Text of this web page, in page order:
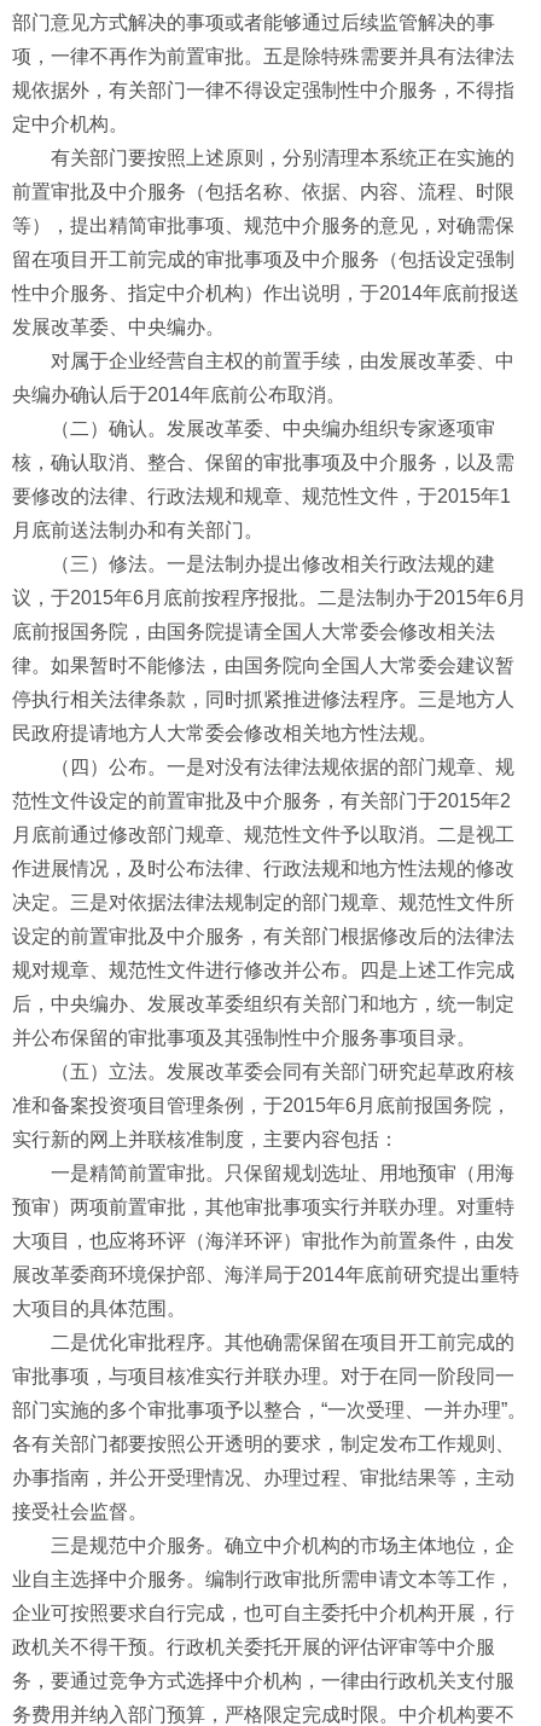
部门意见方式解决的事项或者能够通过后续监管解决的事
项，一律不再作为前置审批。五是除特殊需要并具有法律法
规依据外，有关部门一律不得设定强制性中介服务，不得指
定中介机构。
有关部门要按照上述原则，分别清理本系统正在实施的
前置审批及中介服务（包括名称、依据、内容、流程、时限
等），提出精简审批事项、规范中介服务的意见，对确需保
留在项目开工前完成的审批事项及中介服务（包括设定强制
性中介服务、指定中介机构）作出说明，于2014年底前报送
发展改革委、中央编办。
对属于企业经营自主权的前置手续，由发展改革委、中
央编办确认后于2014年底前公布取消。
（二）确认。发展改革委、中央编办组织专家逐项审
核，确认取消、整合、保留的审批事项及中介服务，以及需
要修改的法律、行政法规和规章、规范性文件，于2015年1
月底前送法制办和有关部门。
（三）修法。一是法制办提出修改相关行政法规的建
议，于2015年6月底前按程序报批。二是法制办于2015年6月
底前报国务院，由国务院提请全国人大常委会修改相关法
律。如果暂时不能修法，由国务院向全国人大常委会建议暂
停执行相关法律条款，同时抓紧推进修法程序。三是地方人
民政府提请地方人大常委会修改相关地方性法规。
（四）公布。一是对没有法律法规依据的部门规章、规
范性文件设定的前置审批及中介服务，有关部门于2015年2
月底前通过修改部门规章、规范性文件予以取消。二是视工
作进展情况，及时公布法律、行政法规和地方性法规的修改
决定。三是对依据法律法规制定的部门规章、规范性文件所
设定的前置审批及中介服务，有关部门根据修改后的法律法
规对规章、规范性文件进行修改并公布。四是上述工作完成
后，中央编办、发展改革委组织有关部门和地方，统一制定
并公布保留的审批事项及其强制性中介服务事项目录。
（五）立法。发展改革委会同有关部门研究起草政府核
准和备案投资项目管理条例，于2015年6月底前报国务院，
实行新的网上并联核准制度，主要内容包括：
一是精简前置审批。只保留规划选址、用地预审（用海
预审）两项前置审批，其他审批事项实行并联办理。对重特
大项目，也应将环评（海洋环评）审批作为前置条件，由发
展改革委商环境保护部、海洋局于2014年底前研究提出重特
大项目的具体范围。
二是优化审批程序。其他确需保留在项目开工前完成的
审批事项，与项目核准实行并联办理。对于在同一阶段同一
部门实施的多个审批事项予以整合，“一次受理、一并办理”。
各有关部门都要按照公开透明的要求，制定发布工作规则、
办事指南，并公开受理情况、办理过程、审批结果等，主动
接受社会监督。
三是规范中介服务。确立中介机构的市场主体地位，企
业自主选择中介服务。编制行政审批所需申请文本等工作，
企业可按照要求自行完成，也可自主委托中介机构开展，行
政机关不得干预。行政机关委托开展的评估评审等中介服
务，要通过竞争方式选择中介机构，一律由行政机关支付服
务费用并纳入部门预算，严格限定完成时限。中介机构要不